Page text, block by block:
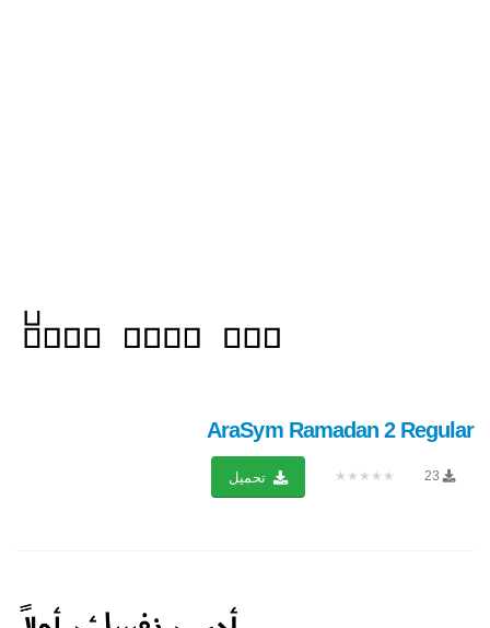
AraSym Ramadan 2 Regular
23
★★★★★ تحميل